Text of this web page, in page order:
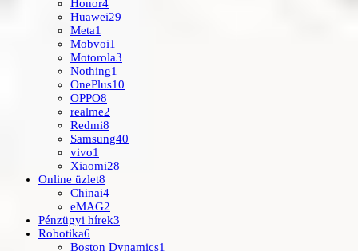
Honor4
Huawei29
Meta1
Mobvoi1
Motorola3
Nothing1
OnePlus10
OPPO8
realme2
Redmi8
Samsung40
vivo1
Xiaomi28
Online üzlet8
Chinai4
eMAG2
Pénzügyi hírek3
Robotika6
Boston Dynamics1